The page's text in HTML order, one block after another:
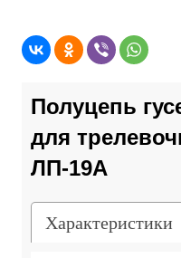
Полуцепь
для
ЛП-19А
Характеристики